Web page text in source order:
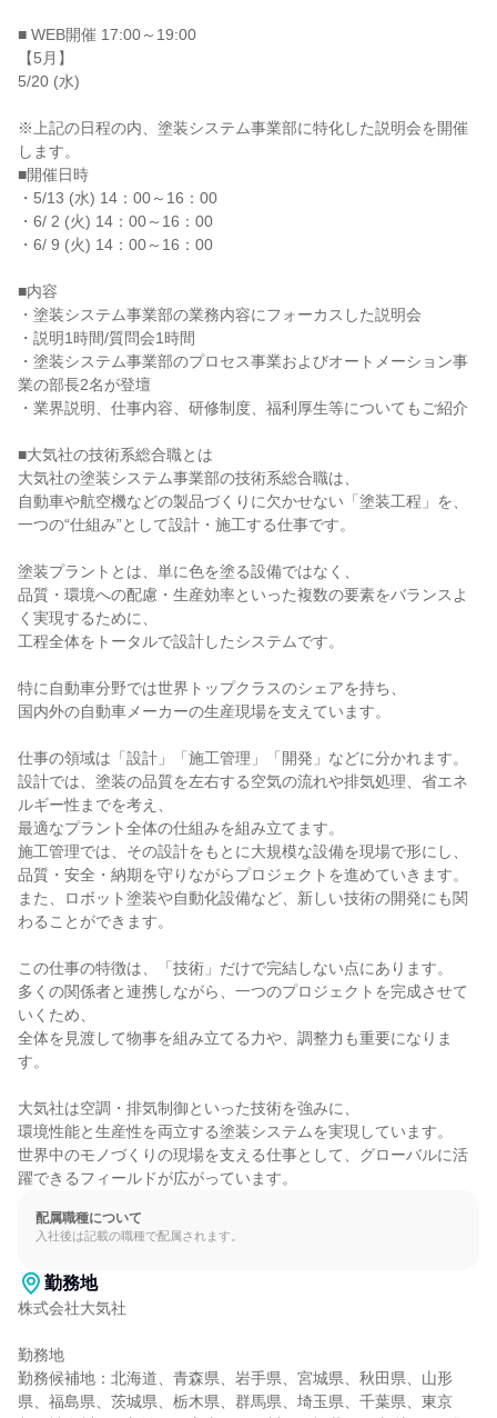
■ WEB開催 17:00～19:00
【5月】
5/20 (水)
※上記の日程の内、塗装システム事業部に特化した説明会を開催
します。
■開催日時
・5/13 (水) 14：00～16：00
・6/ 2 (火) 14：00～16：00
・6/ 9 (火) 14：00～16：00
■内容
・塗装システム事業部の業務内容にフォーカスした説明会
・説明1時間/質問会1時間
・塗装システム事業部のプロセス事業およびオートメーション事
業の部長2名が登壇
・業界説明、仕事内容、研修制度、福利厚生等についてもご紹介
■大気社の技術系総合職とは
大気社の塗装システム事業部の技術系総合職は、
自動車や航空機などの製品づくりに欠かせない「塗装工程」を、
一つの“仕組み”として設計・施工する仕事です。
塗装プラントとは、単に色を塗る設備ではなく、
品質・環境への配慮・生産効率といった複数の要素をバランスよ
く実現するために、
工程全体をトータルで設計したシステムです。
特に自動車分野では世界トップクラスのシェアを持ち、
国内外の自動車メーカーの生産現場を支えています。
仕事の領域は「設計」「施工管理」「開発」などに分かれます。
設計では、塗装の品質を左右する空気の流れや排気処理、省エネ
ルギー性までを考え、
最適なプラント全体の仕組みを組み立てます。
施工管理では、その設計をもとに大規模な設備を現場で形にし、
品質・安全・納期を守りながらプロジェクトを進めていきます。
また、ロボット塗装や自動化設備など、新しい技術の開発にも関
わることができます。
この仕事の特徴は、「技術」だけで完結しない点にあります。
多くの関係者と連携しながら、一つのプロジェクトを完成させて
いくため、
全体を見渡して物事を組み立てる力や、調整力も重要になりま
す。
大気社は空調・排気制御といった技術を強みに、
環境性能と生産性を両立する塗装システムを実現しています。
世界中のモノづくりの現場を支える仕事として、グローバルに活
躍できるフィールドが広がっています。
配属職種について
入社後は記載の職種で配属されます。
勤務地
株式会社大気社
勤務地
勤務候補地：北海道、青森県、岩手県、宮城県、秋田県、山形
県、福島県、茨城県、栃木県、群馬県、埼玉県、千葉県、東京